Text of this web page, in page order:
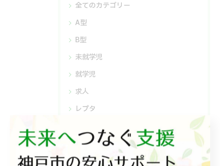
全てのカテゴリー
A型
B型
未就学児
就学児
求人
レプタ
レプタリンク
レプタチャット